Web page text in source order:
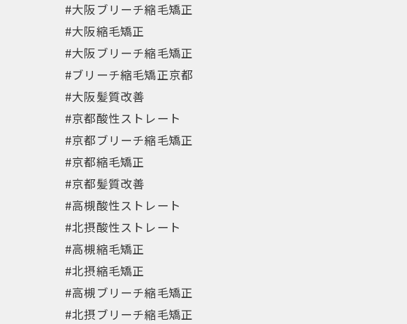
#大阪ブリーチ縮毛矯正
#大阪縮毛矯正
#大阪ブリーチ縮毛矯正
#ブリーチ縮毛矯正京都
#大阪髪質改善
#京都酸性ストレート
#京都ブリーチ縮毛矯正
#京都縮毛矯正
#京都髪質改善
#高槻酸性ストレート
#北摂酸性ストレート
#高槻縮毛矯正
#北摂縮毛矯正
#高槻ブリーチ縮毛矯正
#北摂ブリーチ縮毛矯正